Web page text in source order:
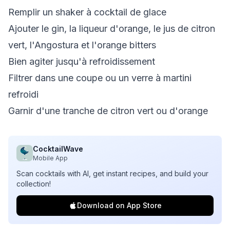
Remplir un shaker à cocktail de glace
Ajouter le gin, la liqueur d'orange, le jus de citron
vert, l'Angostura et l'orange bitters
Bien agiter jusqu'à refroidissement
Filtrer dans une coupe ou un verre à martini
refroidi
Garnir d'une tranche de citron vert ou d'orange
CocktailWave
Mobile App
Scan cocktails with AI, get instant recipes, and build your
collection!
Download on App Store